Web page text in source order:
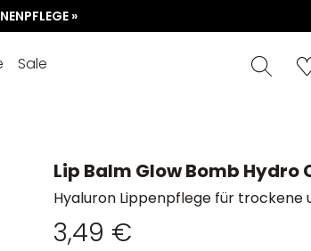
»
Sale
Lip Balm Glow Bomb Hydro
Hyaluron Lippenpflege für trockene
3,49 €